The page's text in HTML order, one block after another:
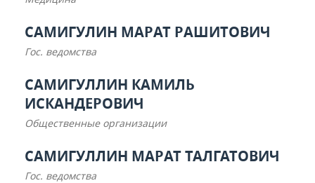
САМИГУЛИН МАРАТ РАШИТОВИЧ
Гос. ведомства
САМИГУЛЛИН КАМИЛЬ
ИСКАНДЕРОВИЧ
Общественные организации
САМИГУЛЛИН МАРАТ ТАЛГАТОВИЧ
Гос. ведомства